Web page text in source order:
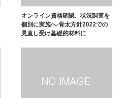
オンライン資格確認、状況調査を
個別に実施へ-骨太方針2022での
見直し受け基礎的材料に